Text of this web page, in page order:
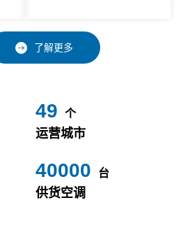
了解更多
49 个
运营城市
40000 台
供货空调